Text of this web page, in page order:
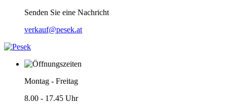
Senden Sie eine Nachricht
verkauf@pesek.at
Montag - Freitag
8.00 - 17.45 Uhr